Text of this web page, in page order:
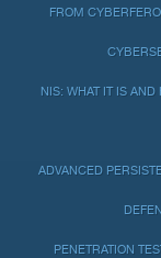
FROM
NIS: WHAT IT IS
ADVANCED
PENETRATION